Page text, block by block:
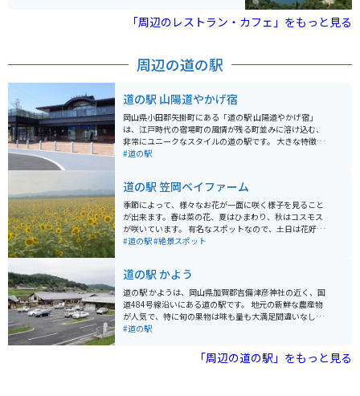
「周辺のレストラン・カフェ」をもっと見る
周辺の道の駅
道の駅 山陽道やかげ宿
岡山県小田郡矢掛町にある「道の駅 山陽道やかげ宿」
は、江戸時代の宿場町の風情が残る町並みに溶け込む、
非常にユニークなスタイルの道の駅です。 大きな特徴
は、あえて施設内に飲食・物販コーナーを置かない「ま
イン監修したモダンな駅舎は、それ自体が観光名所とな
っており、2階の展望デッキからは歴史ある町並みを一
望できます。 バイクで訪れる方には、国道486号沿いで
アクセスしやすく、ツーリングの作戦会議や休憩の拠点
として重宝します。飲食や買い物は、隣接する商店街へ
絶品スイーツ、本格的なクラフトチョコレート店が揃っ
ています。 さらに、施設ではe-Bikeのレンタルも行って
おり、バイクを降りてから細い路地裏や歴史的な本陣を
ゆっくり巡るのもおすすめです。洗練されたデザインの
休憩ラウンジは24時間利用可能で、長旅の合間にほっと
一息つくのに最適なスポットです。
#道の駅
道の駅 笠岡ベイファーム
季節によって、様々なお花が一面に咲く様子を見ること
が出来ます。春は菜の花、夏はひまわり、秋はコスモス
が咲いています。 有名なスポットなので、土日は花好き
な人やカメラ好きな人がカメラを持って訪れるのをよく
の視点でも楽しむことが出来ます。スポットに行くまで
の道のりは、田舎道で、車通りは少ないです。
#道の駅#絶景スポット
道の駅 かよう
道の駅 かようは、岡山県加賀郡吉備津彦神社の近く、国
道484号線沿いにある道の駅です。 地元の新鮮な農産物
が人気で、特に旬の果物は味も量も大満足間違いなし。
食事処では、地元産の食材を使った素朴で美味しい料理
社や、自然豊かな吉備高原など観光スポットも充実して
おり、ツーリングの休憩場所としても最適です。 バイク
#道の駅
「周辺の道の駅」をもっと見る